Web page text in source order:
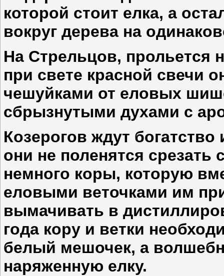
которой стоит елка, а
вокруг дерева на
На Стрельцов, прольется
при свете красной свечи
чешуйками от еловых
сбрызнутыми духами с
Козерогов ждут
они не поленятся
немного коры, которую
еловыми веточками им
вымачивать в
года кору и ветки
белый мешочек, а
наряженную елку.